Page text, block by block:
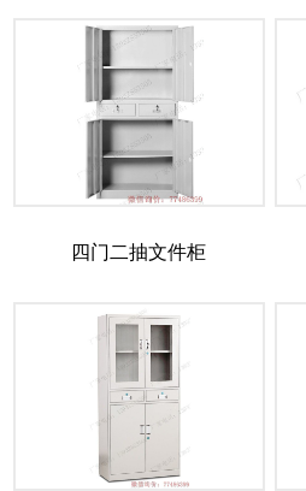
四门二抽文件柜